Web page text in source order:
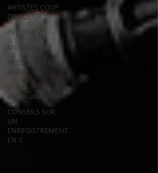
ARTISTES COUP
DE COEUR
INTERVIEWS
MUSITHÈQUE
PRÉSENCE EN
LIGNE
Votre
communauté
CONSEILS SUR
UN
ENREGISTREMENT
EN S